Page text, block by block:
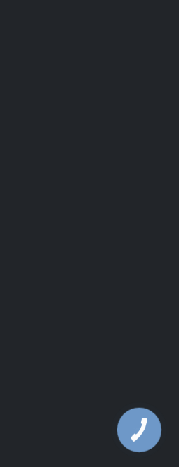
КНОПКА
ЗВ'ЯЗКУ